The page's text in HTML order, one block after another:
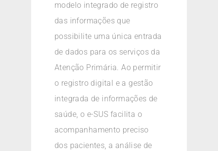
modelo integrado de registro
das informações que
possibilite uma única entrada
de dados para os serviços da
Atenção Primária. Ao permitir
o registro digital e a gestão
integrada de informações de
saúde, o e-SUS facilita o
acompanhamento preciso
dos pacientes, a análise de